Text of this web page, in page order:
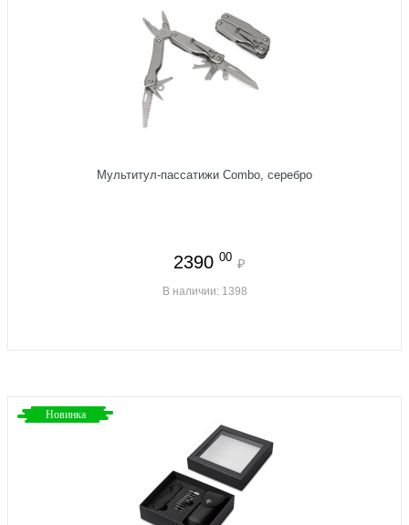
Мультитул-пассатижи Combo, серебро
2390 00 ₽
В наличии: 1398
Новинка